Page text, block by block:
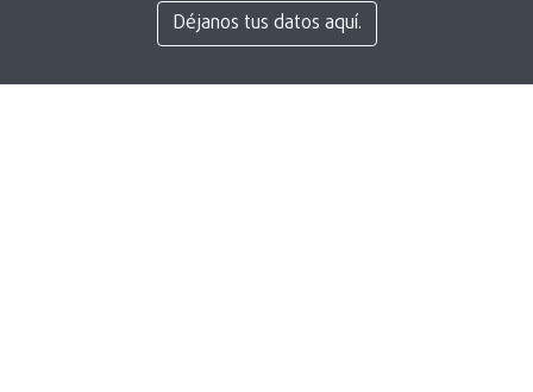
Déjanos tus datos aquí.